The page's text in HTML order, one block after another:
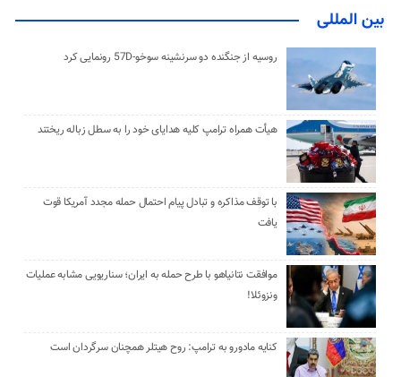
بین المللی
روسیه از جنگنده دو سرنشینه سوخو-57D رونمایی کرد
هیأت همراه ترامپ کلیه هدایای خود را به سطل زباله ریختند
با توقف مذاکره و تبادل پیام احتمال حمله مجدد آمریکا قوت
یافت
موافقت نتانیاهو با طرح حمله به ایران؛ سناریویی مشابه عملیات
ونزوئلا!
کنایه مادورو به ترامپ: روح هیتلر همچنان سرگردان است